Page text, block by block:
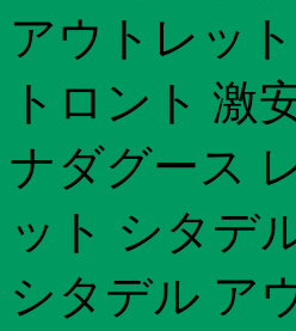
アウトレッ
トロント 激
ナダグース
ット シタデ
シタデル ア